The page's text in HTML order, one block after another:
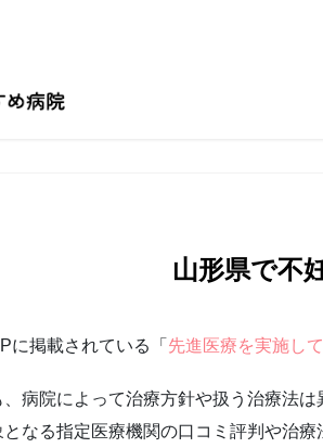
山形県で不
に掲載されている「 先進医療を実施し
病院によって治療方針や扱う治療法
なる指定医療機関の口コミ評判や治